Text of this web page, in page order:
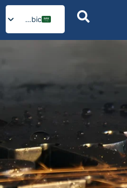
Arabic
English
Italian
Ukrainian